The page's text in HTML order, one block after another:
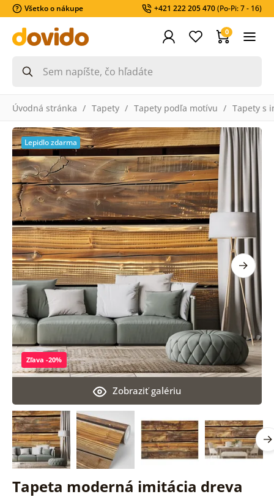
Všetko o nákupe +421 222 205 470(Po-Pi: 7 - 16)
0
Úvodná stránka Tapety Tapety podľa motívu Tapety s
Tapeta moderná imitácia dreva
Zobraziť galériu
Zľava -20%
Lepidlo zdarma